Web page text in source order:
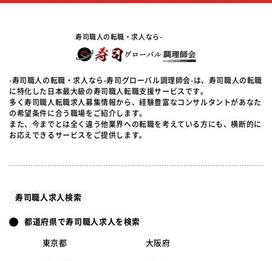
寿司職人の転職・求人なら-
-寿司職人の転職・求人なら-寿司グローバル調理師会-は、寿司職人の転職
に特化した日本最大級の寿司職人転職支援サービスです。
多く寿司職人転職求人募集情報から、経験豊富なコンサルタントがあなた
の希望条件に合う職場をご紹介します。
また、今までとは全く違う他業界への転職を考えている方にも、横断的に
お応えできるサービスをご提供します。
寿司職人求人検索
都道府県で寿司職人求人を検索
東京都 大阪府